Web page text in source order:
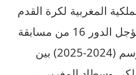
المغربية لكرة القدم
عن موعد إجراء مؤجل الدور 16 من مسابقة
كأس العرش للموسم (2024-2025) بين